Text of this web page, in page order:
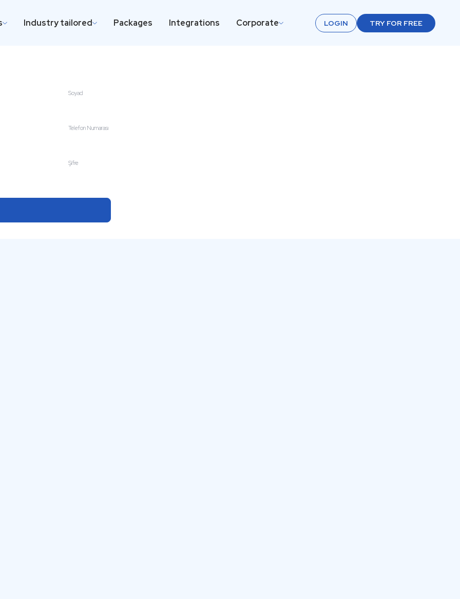
Industry tailored Packages Integrations Corporate LOGIN TRY FOR FREE
Soyad
Telefon Numarası
Şifre